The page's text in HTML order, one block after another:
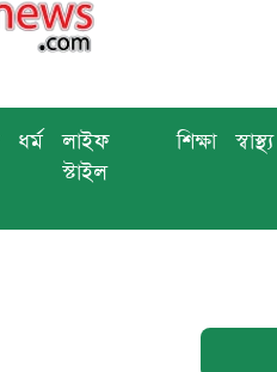
ধর্ম
লাইফ
স্টাইল
শিক্ষা স্বাস্থ্য